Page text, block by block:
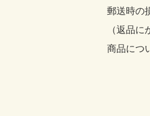
郵送時の
（返品
商品につ